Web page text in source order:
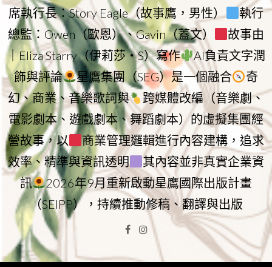
席執行長：Story Eagle（故事鷹，男性）
執行
總監：Owen（歐恩）、Gavin（蓋文）
故事由
｜Eliza Starry（伊莉莎・S）寫作
AI負責文字潤
飾與評論
星鷹集團（SEG）是一個融合
奇
幻、商業、音樂歌詞與
跨媒體改編（音樂劇、
電影劇本、遊戲劇本、舞蹈劇本）的虛擬集團經
營故事，以
商業管理邏輯進行內容建構，追求
效率、精準與資訊透明
其內容並非真實企業資
訊
2026年9月重新啟動星鷹國際出版計畫
（SEIPP），持續推動修稿、翻譯與出版
Facebook
Instagram